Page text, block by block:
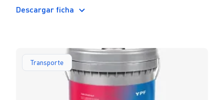
oxidación que, junto a su gran reserva alcalina,
de gases de escape (EGR) o con sistema de reducción
catalítica selectiva (SCR), así como en motores Euro
anteriores. Además, cumple con normas de diversos
fabricantes (OEMs): Cummins, Volvo, MAN, Scania,
DAF, Renault e Iveco.
Descargar ficha
Transporte